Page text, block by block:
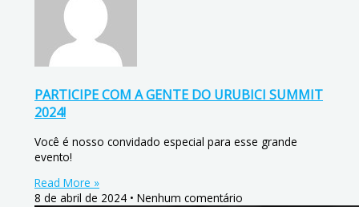
PARTICIPE COM A GENTE DO URUBICI SUMMIT
2024!
Você é nosso convidado especial para esse grande
evento!
Read More »
8 de abril de 2024
Nenhum comentário